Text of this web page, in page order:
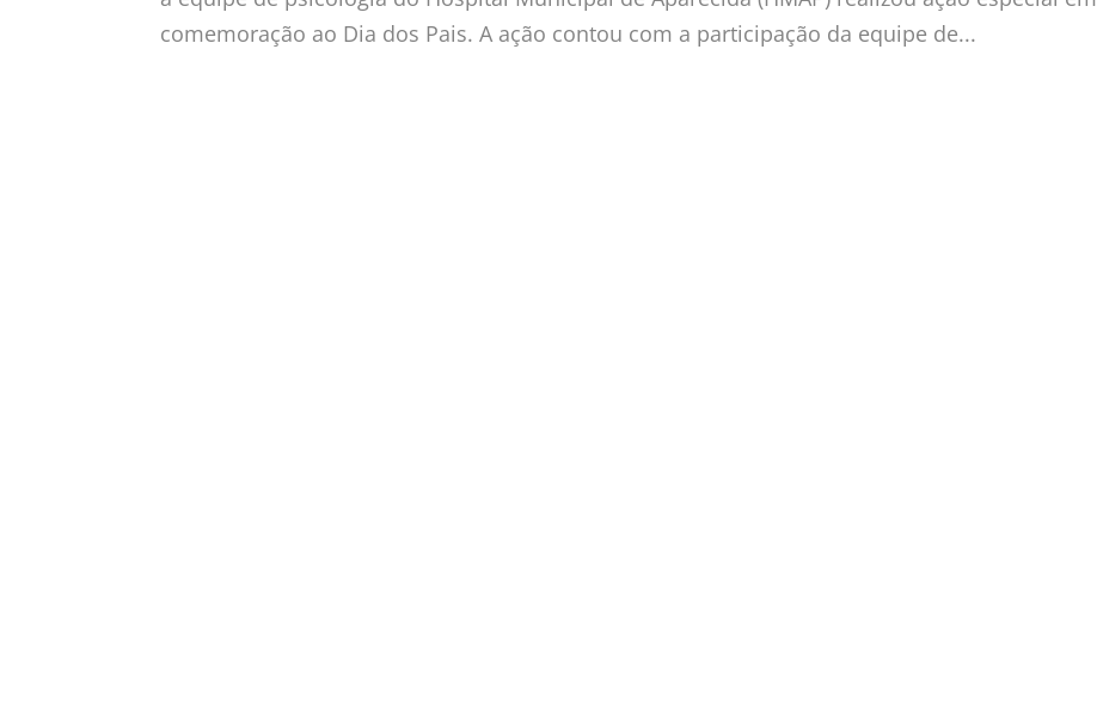
comemoração ao Dia dos Pais. A ação contou com a participação da equipe de...